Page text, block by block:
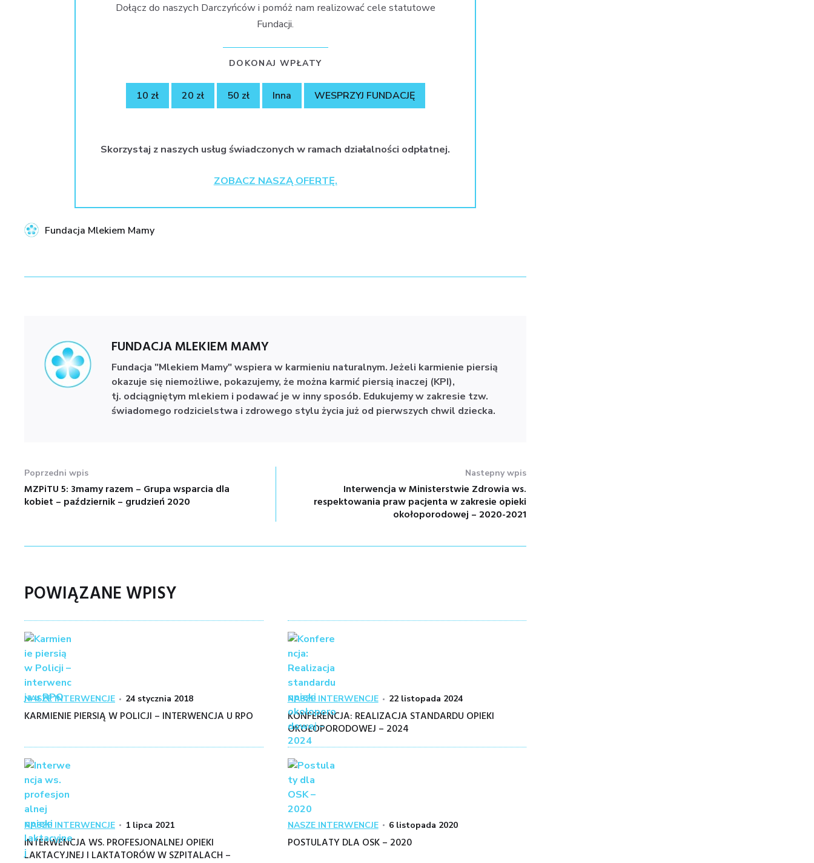
Dołącz do naszych Darczyńców i pomóż nam realizować cele statutowe
Fundacji.
DOKONAJ WPŁATY
10 zł 20 zł 50 zł Inna WESPRZYJ FUNDACJĘ
Skorzystaj z naszych usług świadczonych w ramach działalności odpłatnej.
ZOBACZ NASZĄ OFERTĘ.
Fundacja Mlekiem Mamy
FUNDACJA MLEKIEM MAMY
Fundacja "Mlekiem Mamy" wspiera w karmieniu naturalnym.Jeżeli karmienie piersią
okazuje się niemożliwe, pokazujemy, że można karmić piersią inaczej (KPI),
tj. odciągniętym mlekiem i podawać je w inny sposób. Edukujemy w zakresie tzw.
świadomego rodzicielstwa i zdrowego stylu życia już od pierwszych chwil dziecka.
NAWIGACJA
WPISU
Poprzedni wpis
Poprzedni
wpis:
MZPiTU 5: 3mamy razem – Grupa wsparcia dla
kobiet – październik – grudzień 2020
Nastepny wpis
Nastepny
wpis:
Interwencja w Ministerstwie Zdrowia ws.
respektowania praw pacjenta w zakresie opieki
okołoporodowej – 2020-2021
POWIĄZANE WPISY
Kategoria
NASZE INTERWENCJE
Posted
on
24 stycznia 2018
KARMIENIE PIERSIĄ W POLICJI – INTERWENCJA U RPO
Kategoria
NASZE INTERWENCJE
Posted
on
22 listopada 2024
KONFERENCJA: REALIZACJA STANDARDU OPIEKI
OKOŁOPORODOWEJ – 2024
Kategoria
NASZE INTERWENCJE
Posted
on
1 lipca 2021
INTERWENCJA WS. PROFESJONALNEJ OPIEKI
LAKTACYJNEJ I LAKTATORÓW W SZPITALACH –
Kategoria
NASZE INTERWENCJE
Posted
on
6 listopada 2020
POSTULATY DLA OSK – 2020